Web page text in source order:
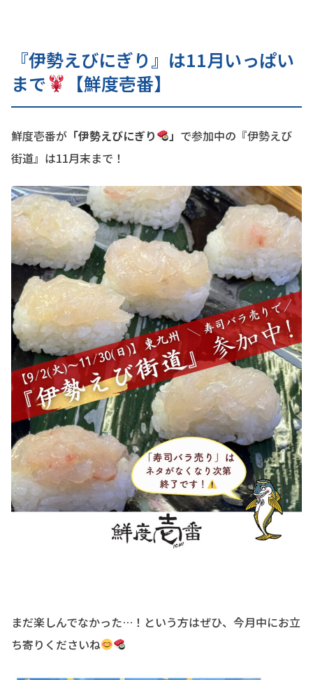
『伊勢えびにぎり』は11月いっぱい
まで
【鮮度壱番】
鮮度壱番が 「伊勢えびにぎり 」 で参加中の『伊勢えび
街道』は11月末まで！
まだ楽しんでなかった…！という方はぜひ、今月中にお立
ち寄りくださいね